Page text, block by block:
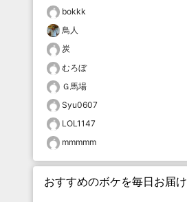
bokkk
鳥人
炭
むろぼ
Ｇ馬場
Syu0607
LOL1147
mmmmm
おすすめのボケを毎日お届け